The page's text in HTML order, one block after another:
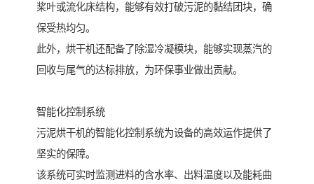
桨叶或流化床结构，能够有效打破污泥的黏结团块，确
保受热均匀。
此外，烘干机还配备了除湿冷凝模块，能够实现蒸汽的
回收与尾气的达标排放，为环保事业做出贡献。
智能化控制系统
污泥烘干机的智能化控制系统为设备的高效运作提供了
坚实的保障。
该系统可实时监测进料的含水率、出料温度以及能耗曲